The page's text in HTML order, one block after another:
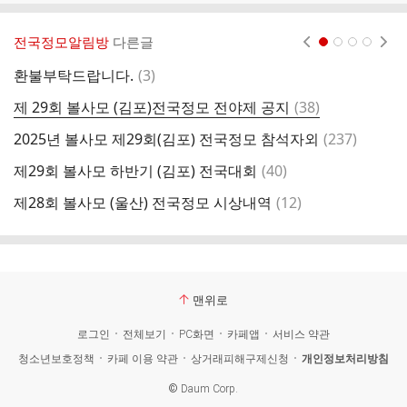
전국정모알림방 다른글
환불부탁드랍니다. 댓
(3)
제 29회 볼사모 (김포)전국정모 전야제 공지 댓
글
(38)
2025년 볼사모 제29회(김포) 전국정모 참석자외 댓
(237)
제29회 볼사모 하반기 (김포) 전국대회 댓
(40)
제28회 볼사모 (울산) 전국정모 시상내역 댓
(12)
맨위로
로그인 전체보기 PC화면 카페앱
서비스 약관
청소년보호정책
카페 이용 약관 상거래피해구제신청 개인정보처리방침
© Daum Corp.